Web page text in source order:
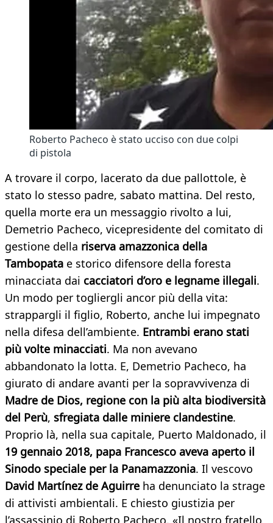
Roberto Pacheco è stato ucciso con due colpi
di pistola
A trovare il corpo, lacerato da due pallottole, è
stato lo stesso padre, sabato mattina. Del resto,
quella morte era un messaggio rivolto a lui,
Demetrio Pacheco, vicepresidente del comitato di
gestione della riserva amazzonica della
Tambopata e storico difensore della foresta
minacciata dai cacciatori d’oro e legname illegali.
Un modo per togliergli ancor più della vita:
strappargli il figlio, Roberto, anche lui impegnato
nella difesa dell’ambiente. Entrambi erano stati
più volte minacciati. Ma non avevano
abbandonato la lotta. E, Demetrio Pacheco, ha
giurato di andare avanti per la sopravvivenza di
Madre de Dios, regione con la più alta biodiversità
del Perù, sfregiata dalle miniere clandestine.
Proprio là, nella sua capitale, Puerto Maldonado, il
19 gennaio 2018, papa Francesco aveva aperto il
Sinodo speciale per la Panamazzonia. Il vescovo
David Martínez de Aguirre ha denunciato la strage
di attivisti ambientali. E chiesto giustizia per
l’assassinio di Roberto Pacheco. «Il nostro fratello